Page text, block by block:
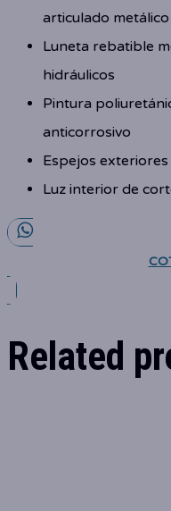
articulado metálico
Luneta rebatible
hidráulicos
Pintura
anticorrosivo
Espejos
Luz interior de
Related